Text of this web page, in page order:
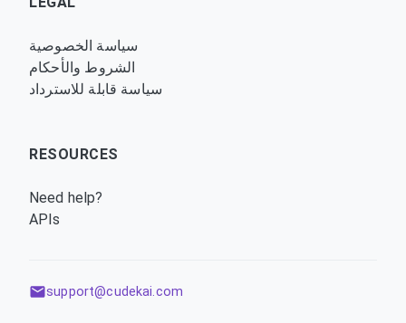
سياسة الخصوصية
الشروط والأحكام
سياسة قابلة للاسترداد
RESOURCES
Need help?
APIs
support@cudekai.com